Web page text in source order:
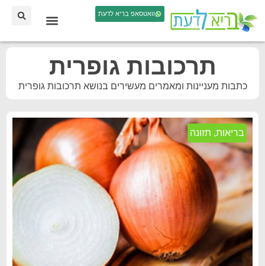
וואטסאפ בריא לדעת
תרכובות גופרית
כתבות מעניינות ומאמרים מעשירים בנושא תרכובות גופרית
בריאות, תזונה